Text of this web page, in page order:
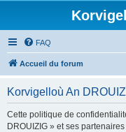
FAQ
Accueil du forum
Korvigelloù An
Cette politique de
DROUIZIG » et ses